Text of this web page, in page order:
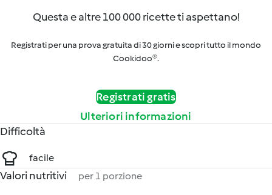
Questa e altre 100 000 ricette ti aspettano!
Registrati per una prova gratuita di 30 giorni e scopri tutto il mondo
Cookidoo®.
Registrati gratis
Ulteriori informazioni
Difficoltà
facile
Valori nutritivi per 1 porzione